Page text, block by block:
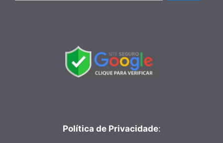
Política de Privacidade: